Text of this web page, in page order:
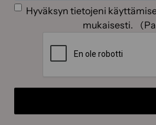
Suostumus (Pakollinen)
Hyväksyn tietojeni
mukaisesti.